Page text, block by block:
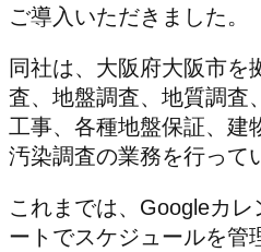
ご導入いただきました。
同社は、大阪府大阪市を
査、地盤調査、地質調査
工事、各種地盤保証、建
汚染調査の業務を行って
これまでは、Googleカ
ートでスケジュールを管